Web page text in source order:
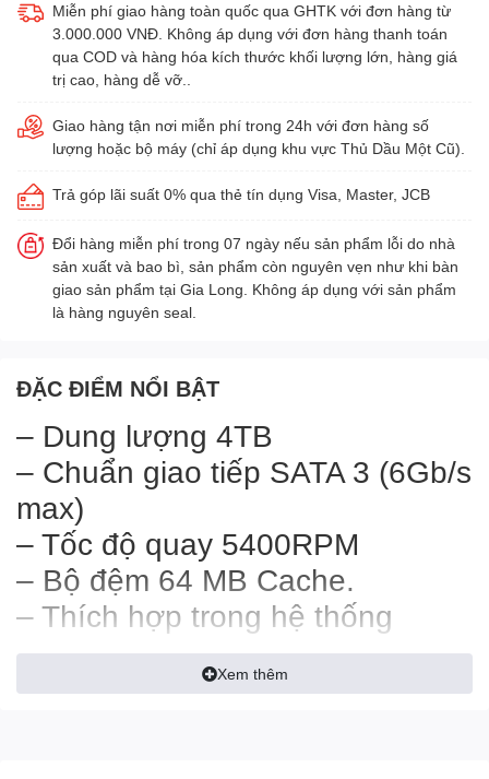
Miễn phí giao hàng toàn quốc qua GHTK với đơn hàng từ
3.000.000 VNĐ. Không áp dụng với đơn hàng thanh toán
qua COD và hàng hóa kích thước khối lượng lớn, hàng giá
trị cao, hàng dễ vỡ..
Giao hàng tận nơi miễn phí trong 24h với đơn hàng số
lượng hoặc bộ máy (chỉ áp dụng khu vực Thủ Dầu Một Cũ).
Trả góp lãi suất 0% qua thẻ tín dụng Visa, Master, JCB
Đổi hàng miễn phí trong 07 ngày nếu sản phẩm lỗi do nhà
sản xuất và bao bì, sản phẩm còn nguyên vẹn như khi bàn
giao sản phẩm tại Gia Long. Không áp dụng với sản phẩm
là hàng nguyên seal.
ĐẶC ĐIỂM NỔI BẬT
– Dung lượng 4TB
– Chuẩn giao tiếp SATA 3 (6Gb/s
max)
– Tốc độ quay 5400RPM
– Bộ đệm 64 MB Cache.
– Thích hợp trong hệ thống
camera giám sát tại nhà và
doanh nghiệp vừa và nhỏ.
Xem thêm